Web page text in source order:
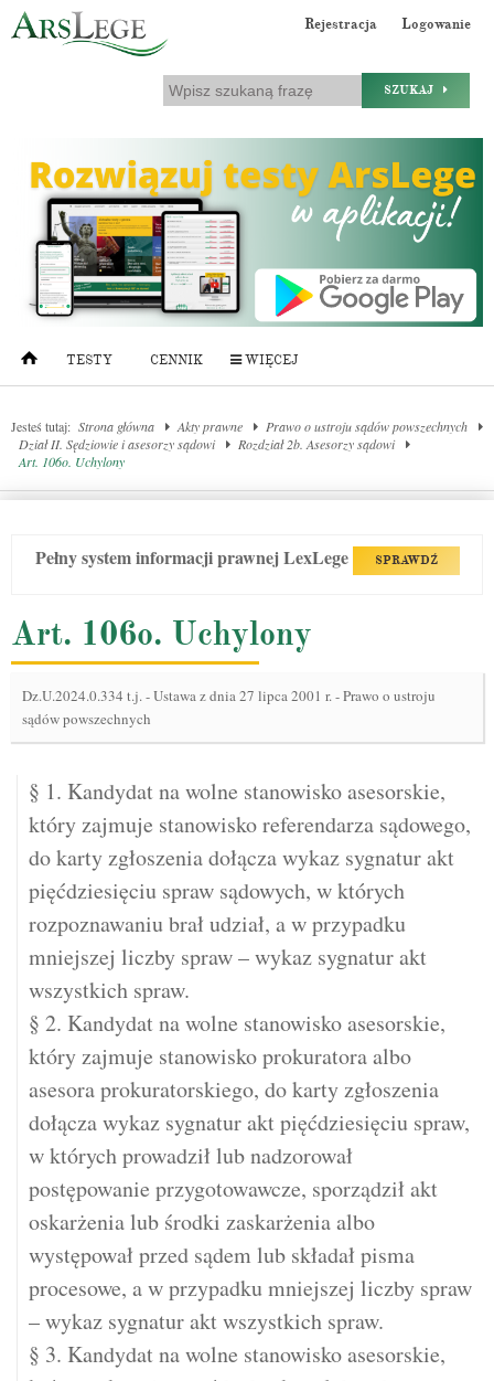
Rejestracja Logowanie
SZUKAJ
TESTY CENNIK WIĘCEJ
Jesteś tutaj: Strona główna Akty prawne
Prawo o ustroju sądów powszechnych
Dział II. Sędziowie i asesorzy sądowi
Rozdział 2b. Asesorzy sądowi
Art. 106o. Uchylony
Pełny system informacji prawnej LexLege SPRAWDŹ
Art. 106o. Uchylony
Dz.U.2024.0.334 t.j.-Ustawa z dnia 27 lipca 2001 r. - Prawo o ustroju
sądów powszechnych
§ 1. Kandydat na wolne stanowisko asesorskie,
który zajmuje stanowisko referendarza sądowego,
do karty zgłoszenia dołącza wykaz sygnatur akt
pięćdziesięciu spraw sądowych, w których
rozpoznawaniu brał udział, a w przypadku
mniejszej liczby spraw – wykaz sygnatur akt
wszystkich spraw.
§ 2. Kandydat na wolne stanowisko asesorskie,
który zajmuje stanowisko prokuratora albo
asesora prokuratorskiego, do karty zgłoszenia
dołącza wykaz sygnatur akt pięćdziesięciu spraw,
w których prowadził lub nadzorował
postępowanie przygotowawcze, sporządził akt
oskarżenia lub środki zaskarżenia albo
występował przed sądem lub składał pisma
procesowe, a w przypadku mniejszej liczby spraw
– wykaz sygnatur akt wszystkich spraw.
§ 3. Kandydat na wolne stanowisko asesorskie,